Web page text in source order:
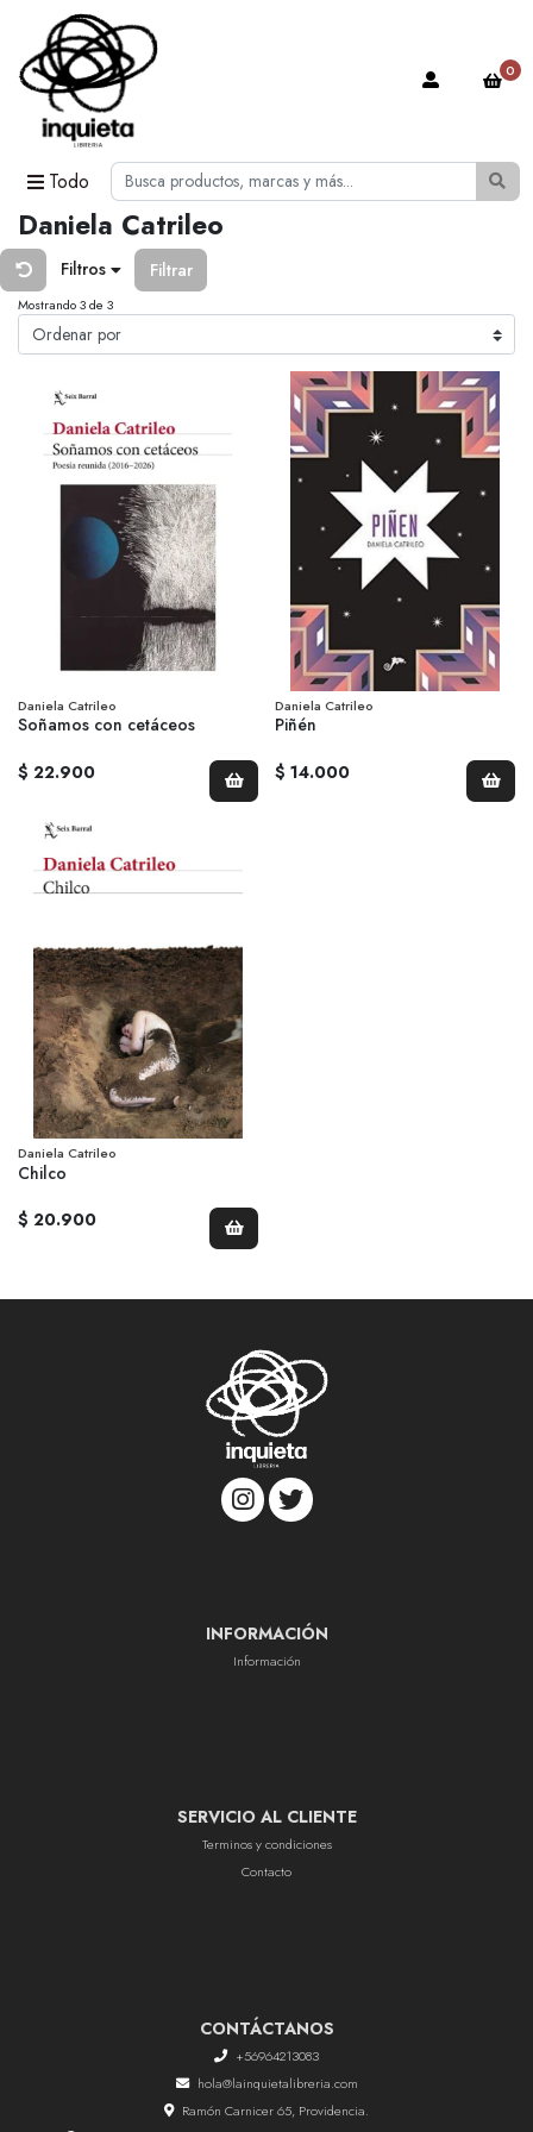
Todo
0
Daniela Catrileo
Filtros Filtrar
Mostrando 3 de 3
Daniela Catrileo
Soñamos con cetáceos
$ 22.900
Daniela Catrileo
Piñén
$ 14.000
Daniela Catrileo
Chilco
$ 20.900
INFORMACIÓN
Información
SERVICIO AL CLIENTE
Terminos y condiciones
Contacto
CONTÁCTANOS
+56964213083
hola@lainquietalibreria.com
Ramón Carnicer 65, Providencia.